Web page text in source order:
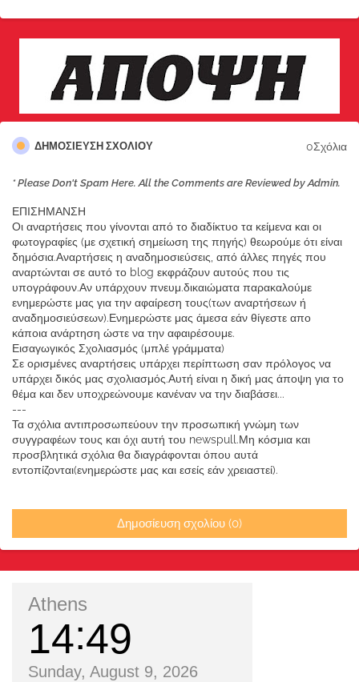
ΔΗΜΟΣΊΕΥΣΗ ΣΧΟΛΊΟΥ 0Σχόλια
* Please Don't Spam Here. All the Comments are Reviewed by Admin.
ΕΠΙΣΗΜΑΝΣΗ
Οι αναρτήσεις που γίνονται από το διαδίκτυο τα κείμενα και οι
φωτογραφίες (με σχετική σημείωση της πηγής) θεωρούμε ότι είναι
δημόσια.Αναρτήσεις η αναδημοσιεύσεις, από άλλες πηγές που
αναρτώνται σε αυτό το blog εκφράζουν αυτούς που τις
υπογράφουν.Αν υπάρχουν πνευμ.δικαιώματα παρακαλούμε
ενημερώστε μας για την αφαίρεση τους(των αναρτήσεων ή
αναδημοσιεύσεων).Ενημερώστε μας άμεσα εάν θίγεστε απο
κάποια ανάρτηση ώστε να την αφαιρέσουμε.
Εισαγωγικός Σχολιασμός (μπλέ γράμματα)
Σε ορισμένες αναρτήσεις υπάρχει περίπτωση σαν πρόλογος να
υπάρχει δικός μας σχολιασμός.Αυτή είναι η δική μας άποψη για το
θέμα και δεν υποχρεώνουμε κανέναν να την διαβάσει...
---
Τα σχόλια αντιπροσωπεύουν την προσωπική γνώμη των
συγγραφέων τους και όχι αυτή του newspull.Μη κόσμια και
προσβλητικά σχόλια θα διαγράφονται όπου αυτά
εντοπίζονται(ενημερώστε μας και εσείς εάν χρειαστεί).
Δημοσίευση σχολίου (0)
Athens
14 49
Sunday, August 9, 2026